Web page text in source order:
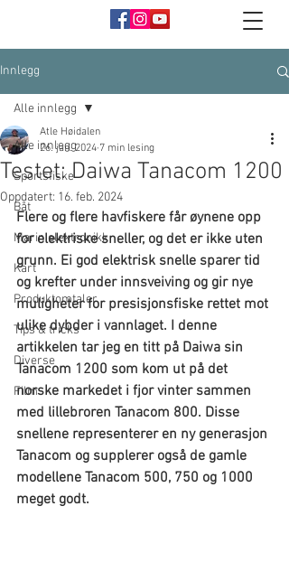
Innlegg
Alle innlegg
Sportsfiske
Båt
Marin elektronikk
Kart
Produktomtaler
Tips & tricks
Diverse
Film
Alle innlegg
Testet: Daiwa Tanacom 1200
Atle Høidalen
26. jan. 2024 7 min lesing
Oppdatert: 16. feb. 2024
Flere og flere havfiskere får øynene opp
for elektriske sneller, og det er ikke uten
grunn. Ei god elektrisk snelle sparer tid
og krefter under innsveiving og gir nye
muligheter for presisjonsfiske rettet mot
ulike dybder i vannlaget. I denne
artikkelen tar jeg en titt på Daiwa sin
Tanacom 1200 som kom ut på det
norske markedet i fjor vinter sammen
med lillebroren Tanacom 800. Disse
snellene representerer en ny generasjon
Tanacom og supplerer også de gamle
modellene Tanacom 500, 750 og 1000
meget godt.